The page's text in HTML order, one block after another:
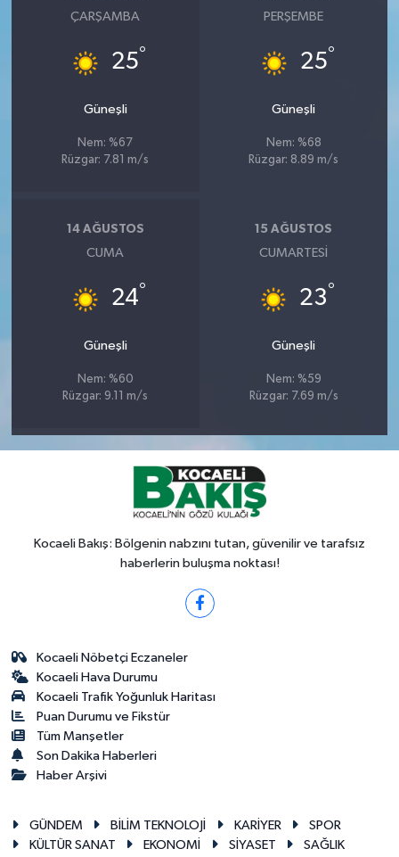
ÇARŞAMBA
25°
Güneşli
Nem: %67
Rüzgar: 7.81 m/s
PERŞEMBE
25°
Güneşli
Nem: %68
Rüzgar: 8.89 m/s
14 AĞUSTOS
CUMA
24°
Güneşli
Nem: %60
Rüzgar: 9.11 m/s
15 AĞUSTOS
CUMARTESI
23°
Güneşli
Nem: %59
Rüzgar: 7.69 m/s
Kocaeli Bakış: Bölgenin nabzını tutan, güvenilir ve tarafsız
haberlerin buluşma noktası!
Kocaeli Nöbetçi Eczaneler
Kocaeli Hava Durumu
Kocaeli Trafik Yoğunluk Haritası
Puan Durumu ve Fikstür
Tüm Manşetler
Son Dakika Haberleri
Haber Arşivi
GÜNDEM BİLİM TEKNOLOJİ KARİYER
SPOR
KÜLTÜR SANAT
EKONOMİ SİYASET SAĞLIK